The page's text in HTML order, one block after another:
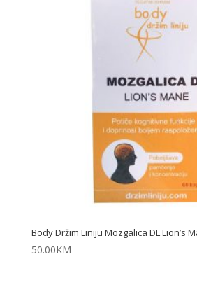
Body Držim Liniju Mozgalica DL Lion’s
50.00KM